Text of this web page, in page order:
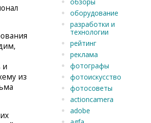
и
из
оборудование
разработки и
технологии
рейтинг
реклама
фотографы
фотоискусство
фотосоветы
actioncamera
adobe